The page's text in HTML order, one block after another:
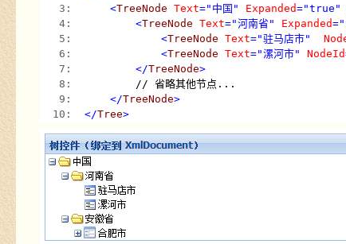
   3:
<TreeNode Text="中国" Expanded="true"
   4:
<TreeNode Text="河南省" Expanded
   5:
<TreeNode Text="驻马店市"
   6:
<TreeNode Text="漯河市" NodeId
   7:
</TreeNode>
   8:
        // 省略其他节点...
   9:
</TreeNode>
  10:
</Tree>